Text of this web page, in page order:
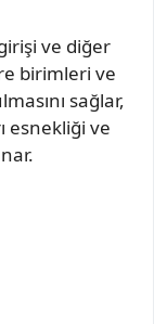
ve diğer
birimleri ve
sağlar,
esnekliği ve